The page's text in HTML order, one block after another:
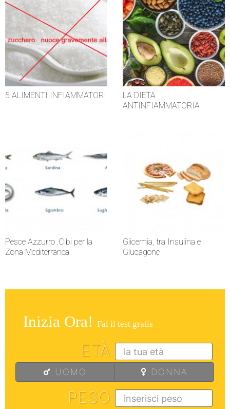
5 ALIMENTI INFIAMMATORI
LA DIETA
ANTINFIAMMATORIA
Pesce Azzurro .Cibi per la
Zona Mediterranea.
Glicemia, tra Insulina e
Glucagone
Inizia Ora! Fai il test gratis
ETÀ
UOMO DONNA
PESO